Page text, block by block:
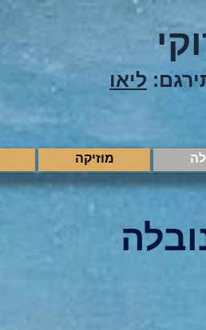
ליאו
מוזיקה